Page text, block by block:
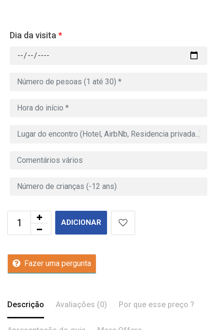
Dia da visita *
ADICIONAR
Fazer uma pergunta
Descrição Avaliações (0) Por que esse preço ?